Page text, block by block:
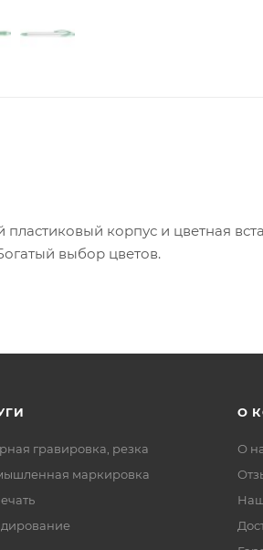
корпус и цветная
выбор цветов.
гравировка, резка
маркировка
О
О